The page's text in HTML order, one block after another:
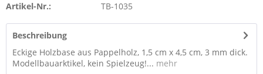
Artikel-Nr.: TB-1035
Beschreibung
Eckige Holzbase aus Pappelholz, 1,5 cm x 4,5 cm, 3 mm dick.
Modellbauarktikel, kein Spielzeug!... mehr